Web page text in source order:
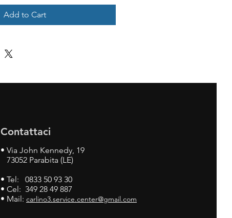
Add to Cart
Contattaci
• Via John Kennedy, 19
73052 Parabita (LE)
• Tel: 0833 50 93 30
• Cel: 349 28 49 887
• Mail: carlino3.service.center@gmail.com